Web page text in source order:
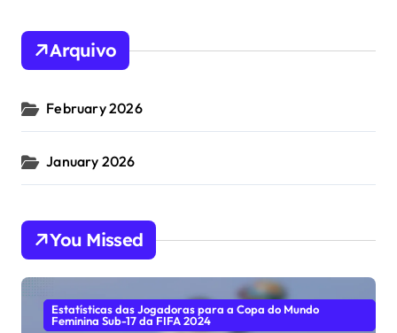
h
o
:
Arquivo
February 2026
January 2026
You Missed
Estatísticas das Jogadoras para a Copa do Mundo
Feminina Sub-17 da FIFA 2024